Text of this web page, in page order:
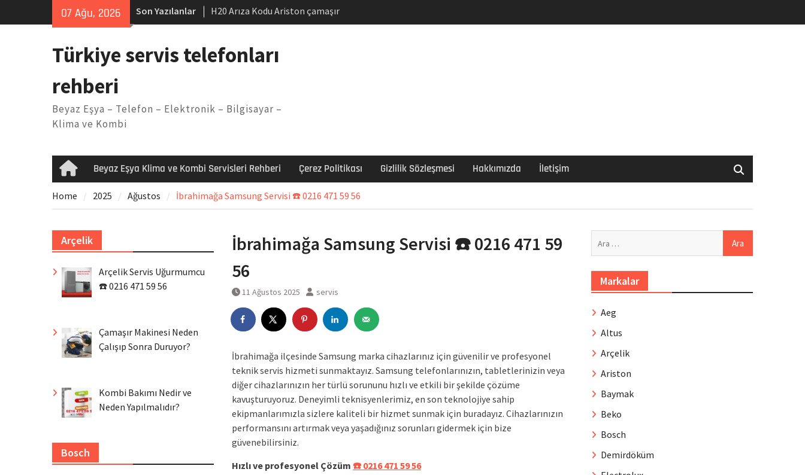
07 Ağu, 2026 Son Yazılanlar
H20 Arıza Kodu Ariston çamaşır
makinesi Sorunu
Arçelik buzdolabı F5 Hatası Çözüm
Ferroli klima E3 Arızası Çözümü
Türkiye servis telefonları
rehberi
Beyaz Eşya – Telefon – Elektronik – Bilgisayar –
Klima ve Kombi
HomeBeyaz Eşya Klima ve Kombi Servisleri Rehberi Çerez Politikası Gizlilik Sözleşmesi Hakkımızda İletişim
Home 2025 Ağustos İbrahimağa Samsung Servisi ☎️ 0216 471 59 56
İbrahimağa Samsung Servisi ☎️ 0216 471 59
56
11 Ağustos 2025 servis
İbrahimağa ilçesinde Samsung marka cihazlarınız için güvenilir ve profesyonel
teknik servis hizmeti sunmaktayız. Samsung telefonlarınızın, tabletlerinizin veya
diğer cihazlarınızın her türlü sorununu hızlı ve etkili bir şekilde çözüme
kavuşturuyoruz. Deneyimli teknisyenlerimiz, en son teknolojiye sahip
ekipmanlarımızla sizlere kaliteli bir hizmet sunmak için buradayız. Cihazlarınızın
performansını artırmak veya yaşadığınız sorunları gidermek için bize
güvenebilirsiniz.
Hızlı ve profesyonel Çözüm ☎️ 0216 471 59 56
Markalar
Aeg
Altus
Arçelik
Ariston
Baymak
Beko
Bosch
Demirdöküm
Arçelik
Arçelik Servis Uğurmumcu
☎️ 0216 471 59 56
Çamaşır Makinesi Neden
Çalışıp Sonra Duruyor?
Kombi Bakımı Nedir ve
Neden Yapılmalıdır?
Bosch